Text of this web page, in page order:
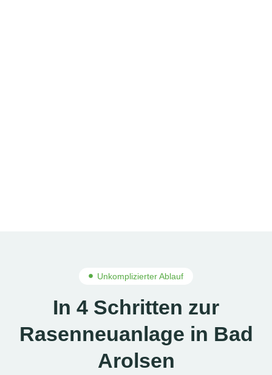
Unkomplizierter Ablauf
In 4 Schritten zur
Rasenneuanlage in Bad
Arolsen